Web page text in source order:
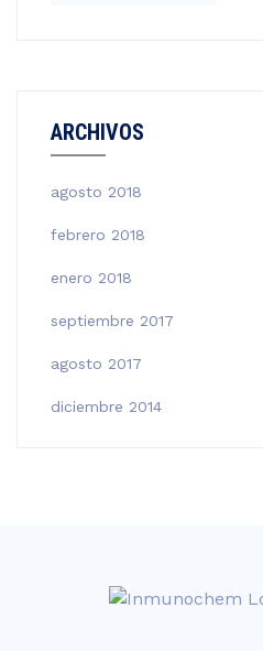
ARCHIVOS
agosto 2018
febrero 2018
enero 2018
septiembre 2017
agosto 2017
diciembre 2014